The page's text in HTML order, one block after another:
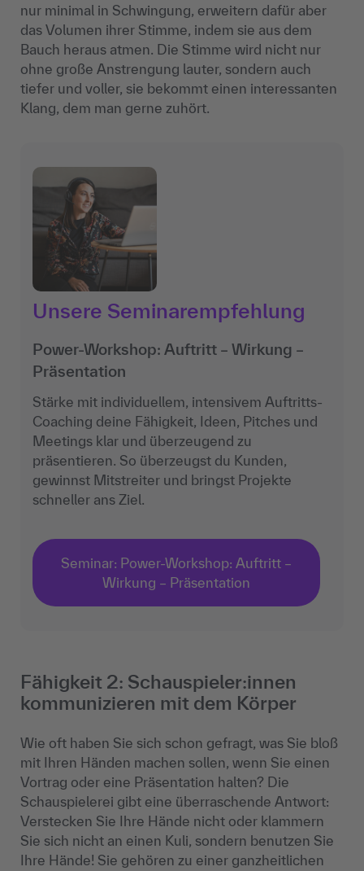
nur minimal in Schwingung, erweitern dafür aber
das Volumen ihrer Stimme, indem sie aus dem
Bauch heraus atmen. Die Stimme wird nicht nur
ohne große Anstrengung lauter, sondern auch
tiefer und voller, sie bekommt einen interessanten
Klang, dem man gerne zuhört.
Unsere Seminarempfehlung
Power-Workshop: Auftritt – Wirkung –
Präsentation
Stärke mit individuellem, intensivem Auftritts-
Coaching deine Fähigkeit, Ideen, Pitches und
Meetings klar und überzeugend zu
präsentieren. So überzeugst du Kunden,
gewinnst Mitstreiter und bringst Projekte
schneller ans Ziel.
Seminar: Power-Workshop: Auftritt –
Wirkung – Präsentation
Fähigkeit 2: Schauspieler:innen
kommunizieren mit dem Körper
Wie oft haben Sie sich schon gefragt, was Sie bloß
mit Ihren Händen machen sollen, wenn Sie einen
Vortrag oder eine Präsentation halten? Die
Schauspielerei gibt eine überraschende Antwort:
Verstecken Sie Ihre Hände nicht oder klammern
Sie sich nicht an einen Kuli, sondern benutzen Sie
Ihre Hände! Sie gehören zu einer ganzheitlichen